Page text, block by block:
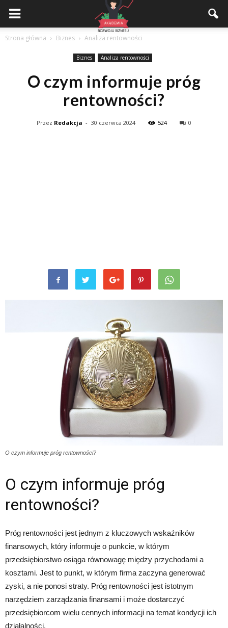
Akademiarozwojubiznesu.pl
Strona główna Biznes Analiza rentowności
Biznes Analiza rentowności
O czym informuje próg
rentowności?
Przez Redakcja - 30 czerwca 2024 524 0
O czym informuje próg rentowności?
O czym informuje próg
rentowności?
Próg rentowności jest jednym z kluczowych wskaźników
finansowych, który informuje o punkcie, w którym
przedsiębiorstwo osiąga równowagę między przychodami a
kosztami. Jest to punkt, w którym firma zaczyna generować
zyski, a nie ponosi straty. Próg rentowności jest istotnym
narzędziem zarządzania finansami i może dostarczyć
przedsiębiorcom wielu cennych informacji na temat kondycji ich
działalności.